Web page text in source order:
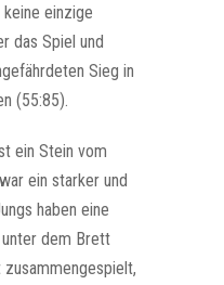
einzige
das Spiel und
Sieg in
(55:85).
ein Stein vom
ein starker und
haben eine
dem Brett